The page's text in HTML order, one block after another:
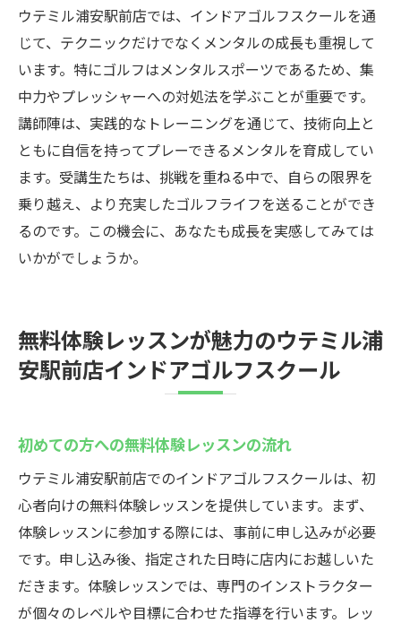
ウテミル浦安駅前店では、インドアゴルフスクールを通
じて、テクニックだけでなくメンタルの成長も重視して
います。特にゴルフはメンタルスポーツであるため、集
中力やプレッシャーへの対処法を学ぶことが重要です。
講師陣は、実践的なトレーニングを通じて、技術向上と
ともに自信を持ってプレーできるメンタルを育成してい
ます。受講生たちは、挑戦を重ねる中で、自らの限界を
乗り越え、より充実したゴルフライフを送ることができ
るのです。この機会に、あなたも成長を実感してみては
いかがでしょうか。
無料体験レッスンが魅力のウテミル浦
安駅前店インドアゴルフスクール
初めての方への無料体験レッスンの流れ
ウテミル浦安駅前店でのインドアゴルフスクールは、初
心者向けの無料体験レッスンを提供しています。まず、
体験レッスンに参加する際には、事前に申し込みが必要
です。申し込み後、指定された日時に店内にお越しいた
だきます。体験レッスンでは、専門のインストラクター
が個々のレベルや目標に合わせた指導を行います。レッ